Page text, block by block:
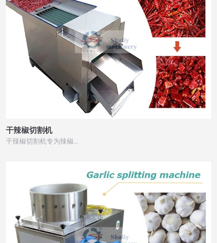
干辣椒切割机
干辣椒切割机专为辣椒…